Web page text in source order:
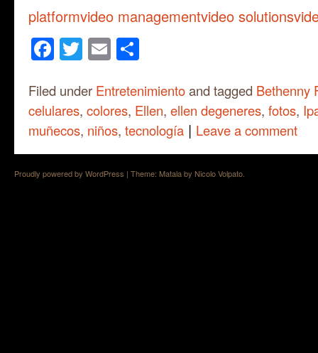
platformvideo managementvideo solutions
Facebook
Twitter
Email
Filed under Entretenimientoand tagged Bethenny
celulares, colores, Ellen, ellen degeneres, fotos,
muñecos, niños, tecnología | Leave a comment
Proudly powered by WordPress | Theme: Matala by Nicolo Volpato